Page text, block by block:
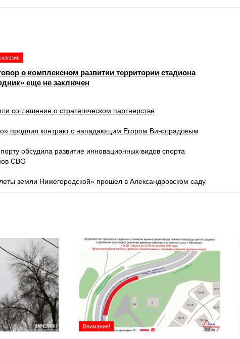
о комплексном развитии территории стадиона
еще не заключен
соглашение о стратегическом партнерстве
продлил контракт с нападающим Егором Виноградовым
обсудила развитие инновационных видов спорта
СВО
земли Нижегородской» прошел в Александровском саду
Внимание!